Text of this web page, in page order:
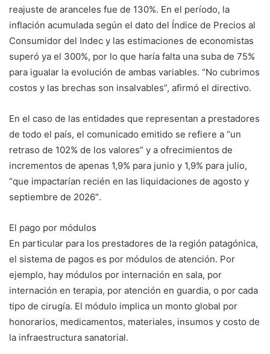
reajuste de aranceles fue de 130%. En el período, la
inflación acumulada según el dato del Índice de Precios al
Consumidor del Indec y las estimaciones de economistas
superó ya el 300%, por lo que haría falta una suba de 75%
para igualar la evolución de ambas variables. “No cubrimos
costos y las brechas son insalvables”, afirmó el directivo.
En el caso de las entidades que representan a prestadores
de todo el país, el comunicado emitido se refiere a “un
retraso de 102% de los valores” y a ofrecimientos de
incrementos de apenas 1,9% para junio y 1,9% para julio,
“que impactarían recién en las liquidaciones de agosto y
septiembre de 2026″.
El pago por módulos
En particular para los prestadores de la región patagónica,
el sistema de pagos es por módulos de atención. Por
ejemplo, hay módulos por internación en sala, por
internación en terapia, por atención en guardia, o por cada
tipo de cirugía. El módulo implica un monto global por
honorarios, medicamentos, materiales, insumos y costo de
la infraestructura sanatorial.